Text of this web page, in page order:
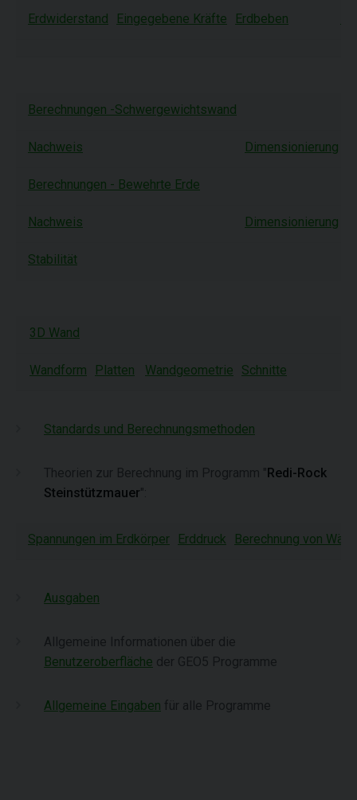
Erdwiderstand Eingegebene Kräfte Erdbeben
Berechnungen -Schwergewichtswand
Nachweis Dimensionierung
Berechnungen - Bewehrte Erde
Nachweis Dimensionierung
Stabilität
3D Wand
Wandform Platten Wandgeometrie Schnitte
Standards und Berechnungsmethoden
Theorien zur Berechnung im Programm "Redi-Rock
Steinstützmauer":
Spannungen im Erdkörper Erddruck Berechnung von
Ausgaben
Allgemeine Informationen über die
Benutzeroberfläche der GEO5 Programme
Allgemeine Eingaben für alle Programme